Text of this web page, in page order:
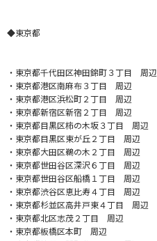
◆東京都
・ 東京都千代田区神田錦町３丁目 周辺
・東京都港区南麻布３丁目 周辺
・東京都港区浜松町２丁目 周辺
・東京都新宿区新宿２丁目 周辺
・東京都目黒区柿の木坂３丁目 周辺
・東京都目黒区東が丘２丁目 周辺
・東京都大田区鵜の木２丁目 周辺
・東京都世田谷区深沢６丁目 周辺
・東京都世田谷区船橋１丁目 周辺
・東京都渋谷区恵比寿４丁目 周辺
・東京都杉並区高井戸東４丁目 周辺
・東京都北区志茂２丁目 周辺
・東京都板橋区本町 周辺